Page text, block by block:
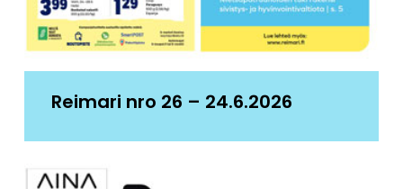
Reimari nro 26 – 24.6.2026